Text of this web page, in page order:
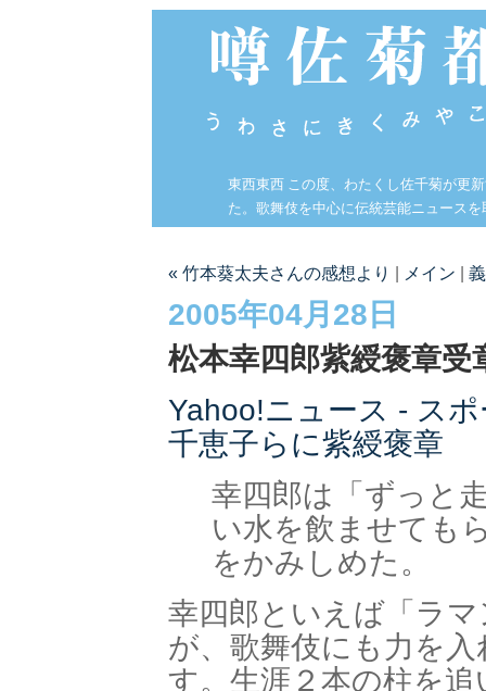
東西東西 この度、わたくし佐千菊が更
た。歌舞伎を中心に伝統芸能ニュース
« 竹本葵太夫さんの感想より メイン
2005年04月28日
松本幸四郎紫綬褒章受
Yahoo!ニュース - ス
千恵子らに紫綬褒章
幸四郎は「ずっと
い水を飲ませても
をかみしめた。
幸四郎といえば「ラ
が、歌舞伎にも力を
す。生涯２本の柱を